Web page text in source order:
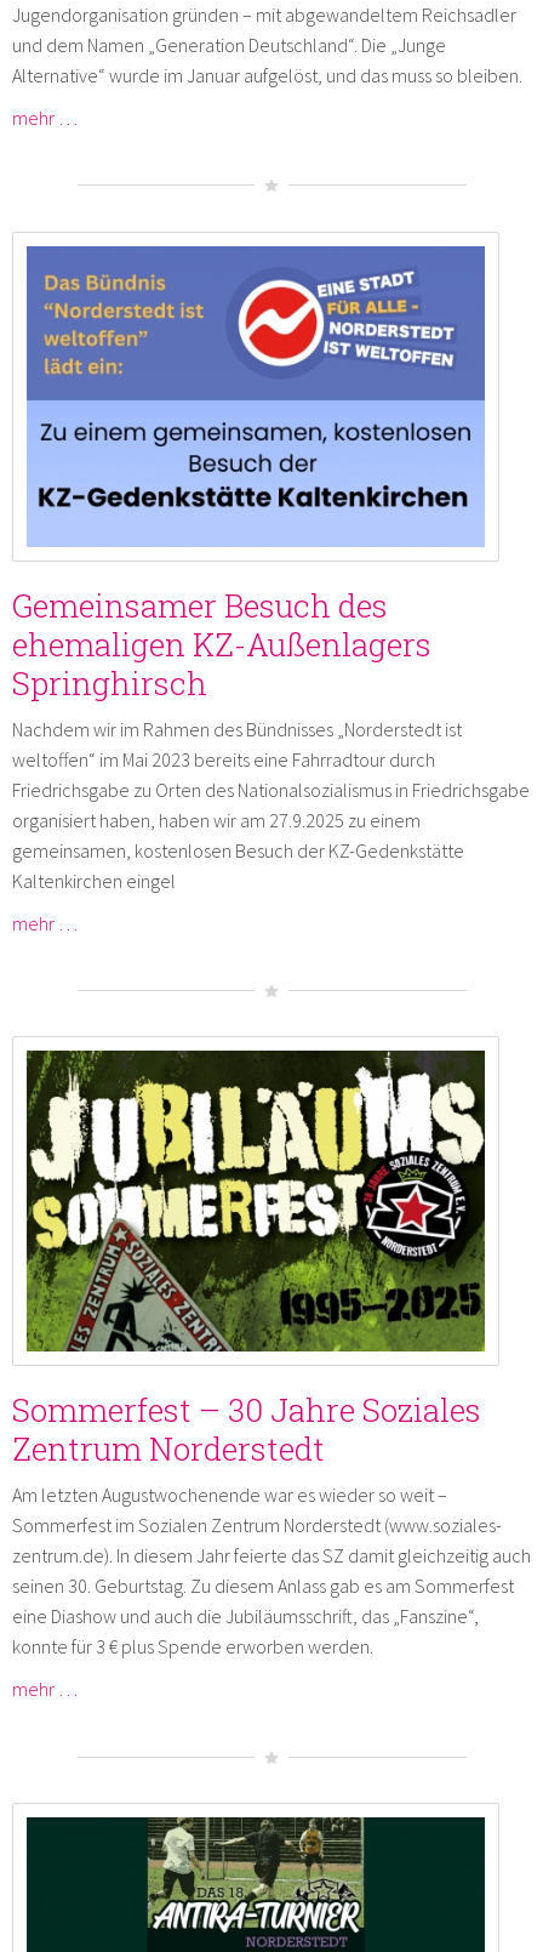
Jugendorganisation gründen – mit abgewandeltem Reichsadler
und dem Namen „Generation Deutschland“. Die „Junge
Alternative“ wurde im Januar aufgelöst, und das muss so bleiben.
mehr …
Gemeinsamer Besuch des
ehemaligen KZ-Außenlagers
Springhirsch
Nachdem wir im Rahmen des Bündnisses „Norderstedt ist
weltoffen“ im Mai 2023 bereits eine Fahrradtour durch
Friedrichsgabe zu Orten des Nationalsozialismus in Friedrichsgabe
organisiert haben, haben wir am 27.9.2025 zu einem
gemeinsamen, kostenlosen Besuch der KZ-Gedenkstätte
Kaltenkirchen eingel
mehr …
Sommerfest – 30 Jahre Soziales
Zentrum Norderstedt
Am letzten Augustwochenende war es wieder so weit –
Sommerfest im Sozialen Zentrum Norderstedt (www.soziales-
zentrum.de). In diesem Jahr feierte das SZ damit gleichzeitig auch
seinen 30. Geburtstag. Zu diesem Anlass gab es am Sommerfest
eine Diashow und auch die Jubiläumsschrift, das „Fanszine“,
konnte für 3 € plus Spende erworben werden.
mehr …